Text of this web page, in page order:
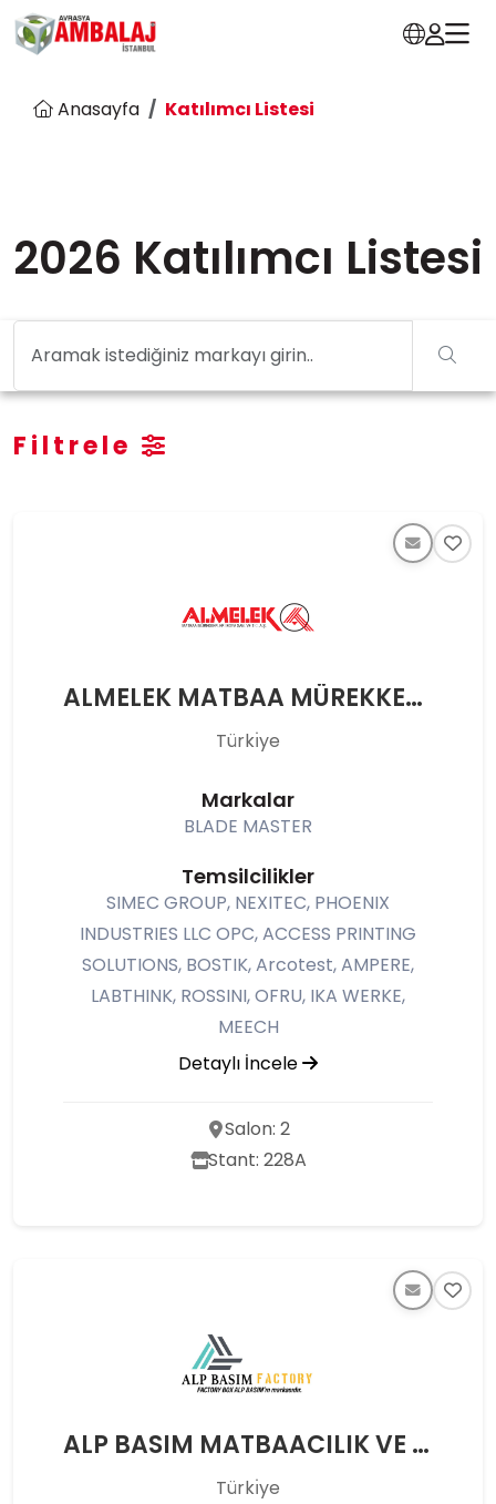
Anasayfa Katılımcı Listesi
2026 Katılımcı Listesi
Filtrele
ALMELEK MATBAA MÜREKKEPLERİ BOYA SAN VE TİC A.Ş.
Türkı̇ye
Markalar
BLADE MASTER
Temsilcilikler
SIMEC GROUP, NEXITEC, PHOENIX
INDUSTRIES LLC OPC, ACCESS PRINTING
SOLUTIONS, BOSTIK, Arcotest, AMPERE,
LABTHINK, ROSSINI, OFRU, IKA WERKE,
MEECH
Detaylı İncele
Salon: 2
Stant: 228A
ALP BASIM MATBAACILIK VE AMBALAJ SANAJİ TİCARET LİMİTED ŞİRKETİ
Türkı̇ye